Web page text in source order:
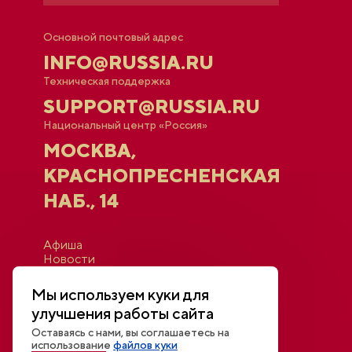
Основной почтовый адрес
INFO@RUSSIA.RU
Техническая поддержка
SUPPORT@RUSSIA.RU
Национальный центр «Россия»
МОСКВА,
КРАСНОПРЕСНЕНСКАЯ
НАБ., 14
Афиша
Новости
Трансляции и видео
Для СМИ
Контакты
Мы используем куки для
улучшения работы сайта
Оставаясь с нами, вы соглашаетесь на
использованиефайлов куки